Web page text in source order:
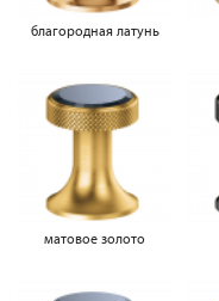
благородная латунь
матовое золото